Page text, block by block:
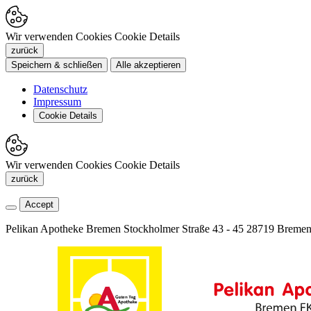
Wir verwenden Cookies Cookie Details
zurück
Speichern & schließen
Alle akzeptieren
Datenschutz
Impressum
Cookie Details
Wir verwenden Cookies Cookie Details
zurück
Accept
Pelikan Apotheke Bremen Stockholmer Straße 43 - 45 28719 Bremen